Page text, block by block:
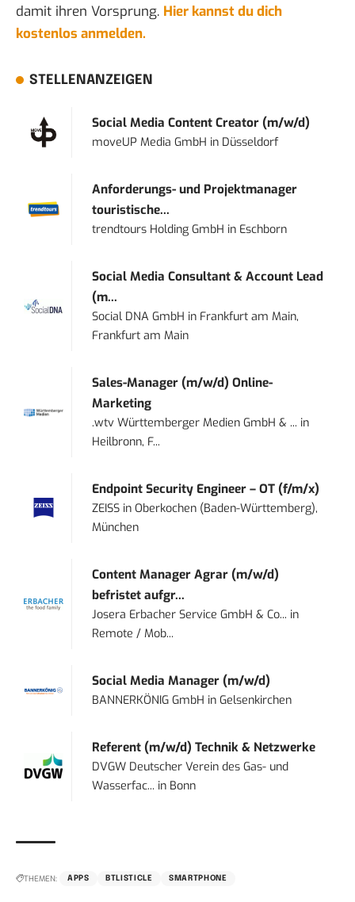
damit ihren Vorsprung. Hier kannst du dich
kostenlos anmelden.
STELLENANZEIGEN
Social Media Content Creator (m/w/d)
moveUP Media GmbH in Düsseldorf
Anforderungs- und Projektmanager
touristische...
trendtours Holding GmbH in Eschborn
Social Media Consultant & Account Lead
(m...
Social DNA GmbH in Frankfurt am Main,
Frankfurt am Main
Sales-Manager (m/w/d) Online-
Marketing
.wtv Württemberger Medien GmbH & ... in
Heilbronn, F...
Endpoint Security Engineer – OT (f/m/x)
ZEISS inOberkochen (Baden-Württemberg),
München
Content Manager Agrar (m/w/d)
befristet aufgr...
Josera Erbacher Service GmbH & Co... in
Remote / Mob...
Social Media Manager (m/w/d)
BANNERKÖNIG GmbH inGelsenkirchen
Referent (m/w/d) Technik & Netzwerke
DVGW Deutscher Verein des Gas- und
Wasserfac... in Bonn
THEMEN: APPS BTLISTICLE SMARTPHONE